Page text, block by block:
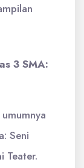
3 SMA:
Seni
Teater.